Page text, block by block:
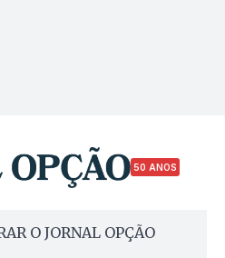
50 ANOS
O JORNAL OPÇÃO